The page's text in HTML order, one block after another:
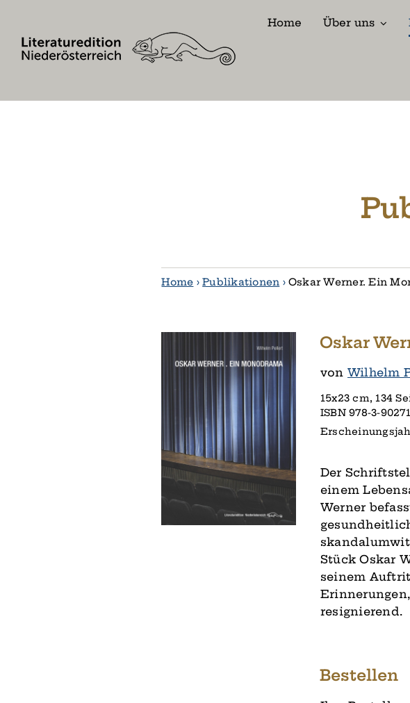
content
Home Über uns
Home ›Publikationen ›Oskar Werner. Ein
Oskar
von Wilhelm
15x23 cm, 134
ISBN 978-3-
Der
einem
Werner
Stück Oskar
seinem
resignierend.
Bestellen